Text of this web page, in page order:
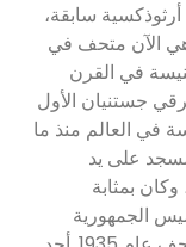
سابقة،
الآن متحف في
في القرن
جستنيان الأول
كنيسة في العالم منذ ما
على يد
العثماني محمد الفاتح عام 1453، وكان بمثابة
الجمهورية